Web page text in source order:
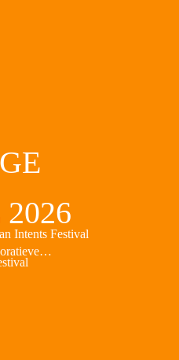
Intents Festival
als